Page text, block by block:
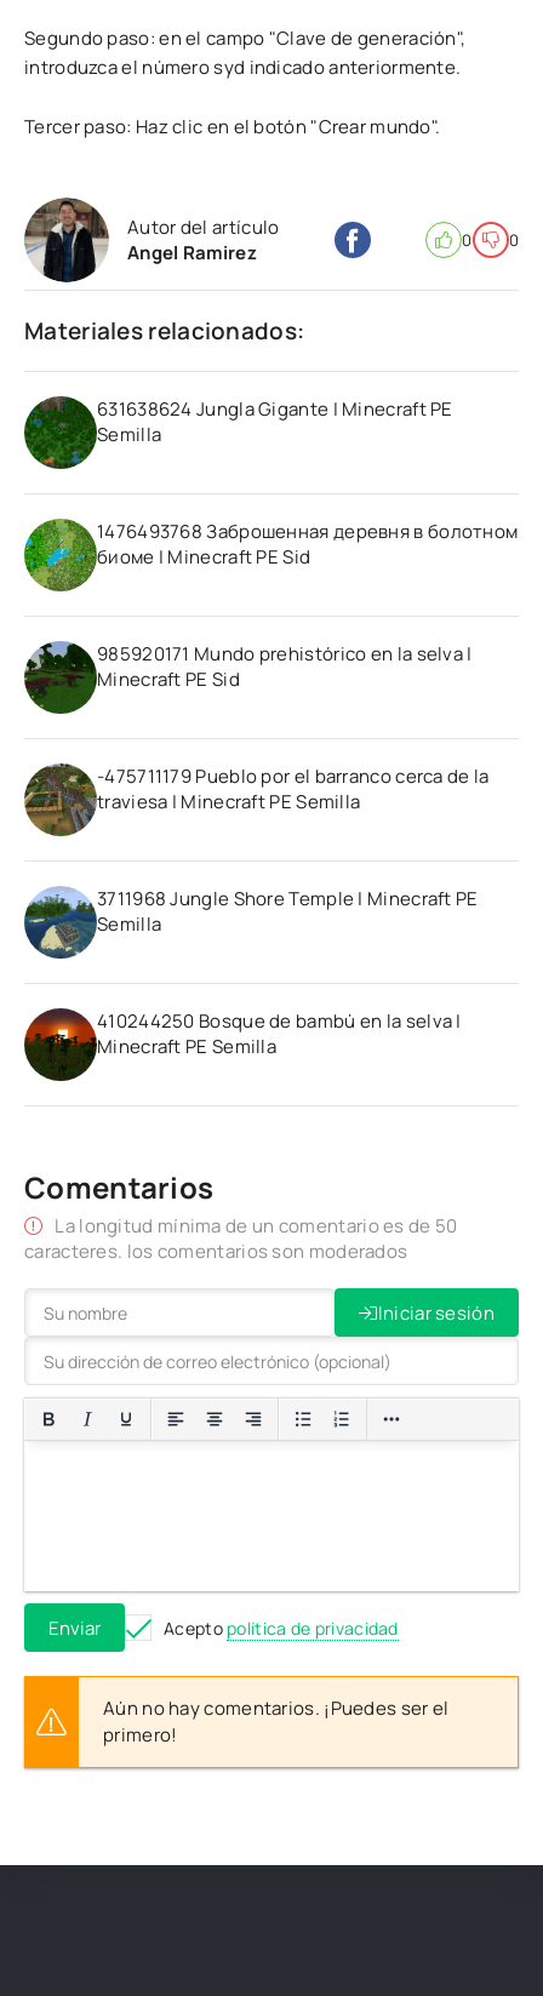
Segundo paso: en el campo "Clave de generación",
introduzca el número syd indicado anteriormente.
Tercer paso: Haz clic en el botón "Crear mundo".
Autor del artículo
Angel Ramirez
0 0
Materiales relacionados:
631638624 Jungla Gigante | Minecraft PE
Semilla
1476493768 Заброшенная деревня в болотном
биоме | Minecraft PE Sid
985920171 Mundo prehistórico en la selva |
Minecraft PE Sid
-475711179 Pueblo por el barranco cerca de la
traviesa | Minecraft PE Semilla
3711968 Jungle Shore Temple | Minecraft PE
Semilla
410244250 Bosque de bambú en la selva |
Minecraft PE Semilla
Comentarios
La longitud mínima de un comentario es de 50
caracteres. los comentarios son moderados
Iniciar sesión
Enviar Acepto política de privacidad
Aún no hay comentarios. ¡Puedes ser el
primero!